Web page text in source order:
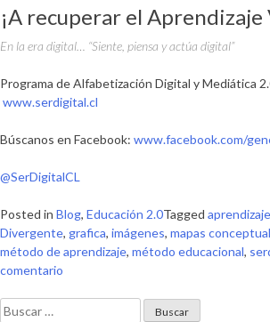
¡A recuperar el Aprendizaje
En la era digital… “Siente, piensa y actúa digital”
Programa de Alfabetización Digital y Mediática
www.serdigital.cl
Búscanos en Facebook: www.facebook.com/
@SerDigitalCL
Posted in Blog, Educación 2.0Tagged
Divergente, grafica, imágenes, mapas
método de aprendizaje, método educacional,
comentario
Buscar: